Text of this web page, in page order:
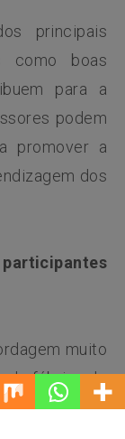
principais
como boas
para a
podem
promover a
dos
muito
de fábrica do
que têm